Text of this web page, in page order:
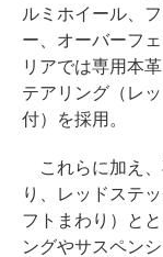
ルミホイール、
ー、オーバーフ
リアでは専用本
テアリング（レ
付）を採用。
これらに加え、
り、レッドステ
フトまわり）と
ングやサスペン